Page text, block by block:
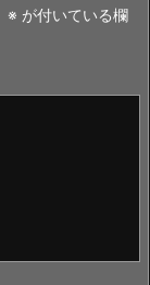
※ が付いている欄